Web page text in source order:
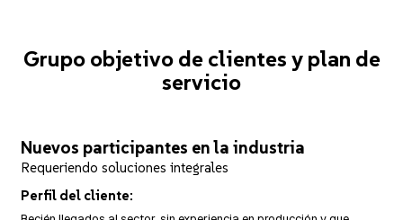
Grupo objetivo de clientes y plan de
servicio
Nuevos participantes en la industria
Requeriendo soluciones integrales
Perfil del cliente: